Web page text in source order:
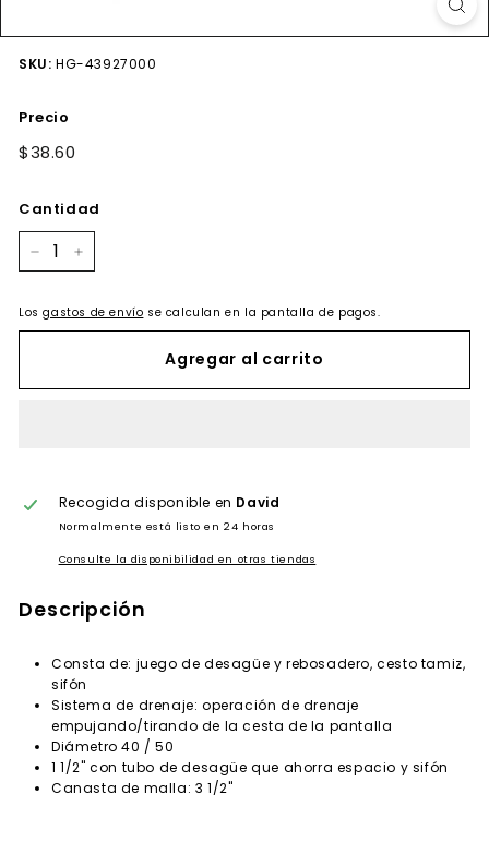
SKU: HG-43927000
Precio
Precio
$38.60
Cantidad
Losgastos de envío se calculan en la pantalla de pagos.
Agregar al carrito
Recogida disponible en David
Normalmente está listo en 24 horas
Consulte la disponibilidad en otras tiendas
Descripción
Consta de: juego de desagüe y rebosadero, cesto tamiz,
sifón
Sistema de drenaje: operación de drenaje
empujando/tirando de la cesta de la pantalla
Diámetro 40 / 50
1 1/2" con tubo de desagüe que ahorra espacio y sifón
Canasta de malla: 3 1/2"